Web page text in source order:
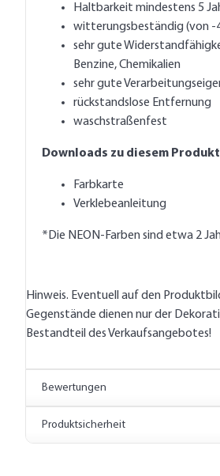
Haltbarkeit mindestens 5
witterungsbeständig (von -
sehr gute
Benzine, Chemikalien
sehr gute
rückstandslose Entfernung
waschstraßenfest
Downloads zu diesem
Farbkarte
Verklebeanleitung
*Die NEON-Farben sind etwa 2
Hinweis. Eventuell auf den
Gegenstände dienen nur der
Bestandteil des Verkaufsangebotes!
Bewertungen
Produktsicherheit